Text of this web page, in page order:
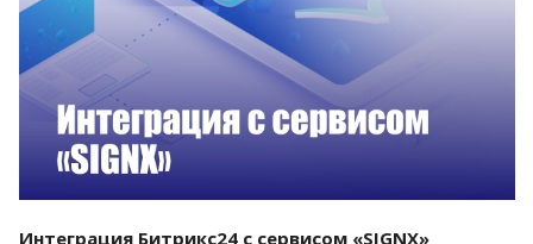
Смотреть проект
Интеграция Битрикс24 с сервисом «SIGNX»